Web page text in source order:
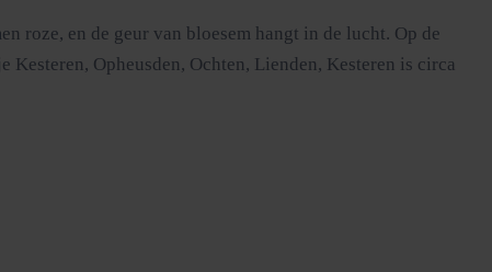
roze, en de geur van bloesem hangt in de lucht. Op de
Opheusden, Ochten, Lienden, Kesteren is circa